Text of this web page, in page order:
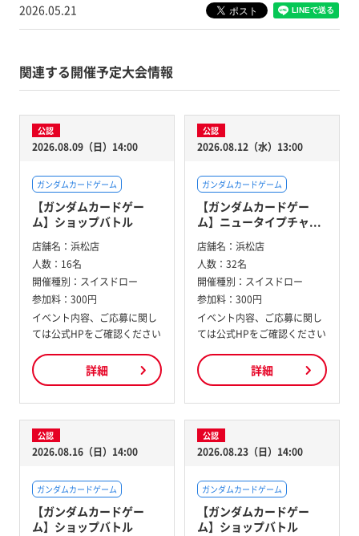
2026.05.21
関連する開催予定大会情報
公認
2026.08.09（日）14:00
ガンダムカードゲーム
【ガンダムカードゲー
ム】ショップバトル
店舗名： 浜松店
人数： 16名
開催種別： スイスドロー
参加料： 300円
イベント内容、ご応募に関し
ては公式HPをご確認ください
詳細
公認
2026.08.12（水）13:00
ガンダムカードゲーム
【ガンダムカードゲー
ム】ニュータイプチャ...
店舗名： 浜松店
人数： 32名
開催種別： スイスドロー
参加料： 300円
イベント内容、ご応募に関し
ては公式HPをご確認ください
詳細
公認
2026.08.16（日）14:00
ガンダムカードゲーム
【ガンダムカードゲー
ム】ショップバトル
公認
2026.08.23（日）14:00
ガンダムカードゲーム
【ガンダムカードゲー
ム】ショップバトル